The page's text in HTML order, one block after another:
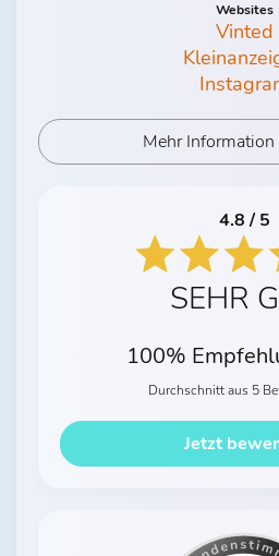
Websites
Vinted
Mehr Information
4.8 / 5
SEHR
100%
Durchschnitt aus 5
Jetzt